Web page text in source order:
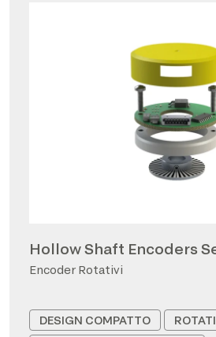
Hollow Shaft Encoders
Encoder Rotativi
DESIGN COMPATTO